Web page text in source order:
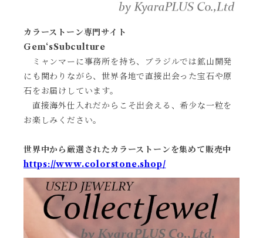
カラーストーン専門サイト
Gem‘sSubculture
ミャンマーに事務所を持ち、ブラジルでは鉱山開発
にも関わりながら、世界各地で直接出会った宝石や原
石をお届けしています。
直接海外仕入れだからこそ出会える、希少な一粒を
お楽しみください。
世界中から厳選されたカラーストーンを集めて販売中
https://www.colorstone.shop/